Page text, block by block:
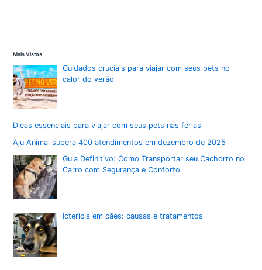
calor
intenso
Mais Vistos
Cuidados cruciais para viajar com seus pets no
calor do verão
Dicas essenciais para viajar com seus pets nas férias
Aju Animal supera 400 atendimentos em dezembro de 2025
Guia Definitivo: Como Transportar seu Cachorro no
Carro com Segurança e Conforto
Icterícia em cães: causas e tratamentos